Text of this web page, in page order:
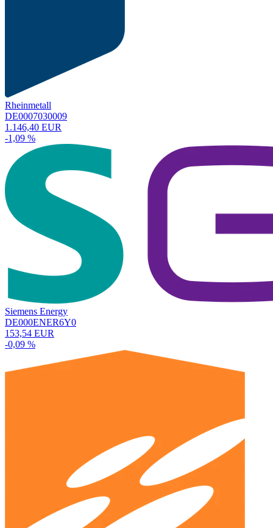
Rheinmetall
DE0007030009
1.146,40 EUR
-1,09 %
Siemens Energy
DE000ENER6Y0
153,54 EUR
-0,09 %